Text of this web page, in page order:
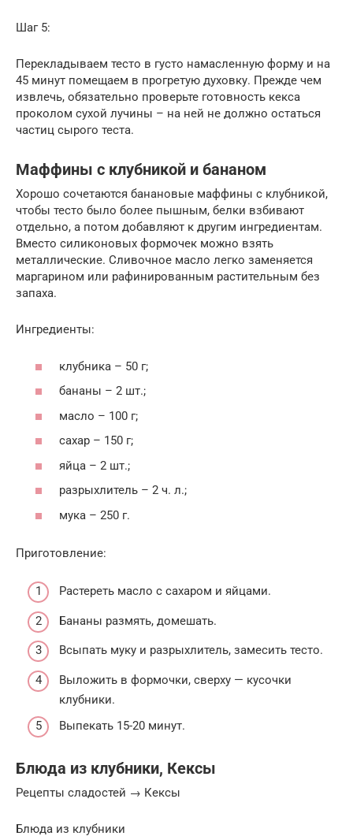
Шаг 5:
Перекладываем тесто в густо намасленную форму и на
45 минут помещаем в прогретую духовку. Прежде чем
извлечь, обязательно проверьте готовность кекса
проколом сухой лучины – на ней не должно остаться
частиц сырого теста.
Маффины с клубникой и бананом
Хорошо сочетаются банановые маффины с клубникой,
чтобы тесто было более пышным, белки взбивают
отдельно, а потом добавляют к другим ингредиентам.
Вместо силиконовых формочек можно взять
металлические. Сливочное масло легко заменяется
маргарином или рафинированным растительным без
запаха.
Ингредиенты:
клубника – 50 г;
бананы – 2 шт.;
масло – 100 г;
сахар – 150 г;
яйца – 2 шт.;
разрыхлитель – 2 ч. л.;
мука – 250 г.
Приготовление:
Растереть масло с сахаром и яйцами.
Бананы размять, домешать.
Всыпать муку и разрыхлитель, замесить тесто.
Выложить в формочки, сверху — кусочки
клубники.
Выпекать 15-20 минут.
Блюда из клубники, Кексы
Рецепты сладостей → Кексы
Блюда из клубники